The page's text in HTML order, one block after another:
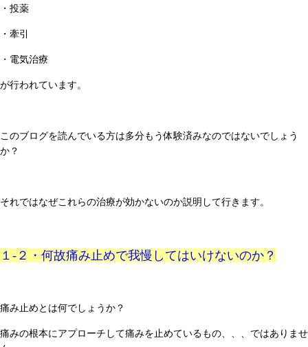
・投薬
・牽引
・電気治療
が行われています。
このブログを読んでいる方は多分もう体験済みなのではないでしょう
か？
それではなぜこれらの治療が効かないのか説明して行きます。
１-２・何故痛み止めで我慢してはいけないのか？
痛み止めとは何でしょうか？
痛みの根本にアプローチして痛みを止めているもの、、、ではありませ